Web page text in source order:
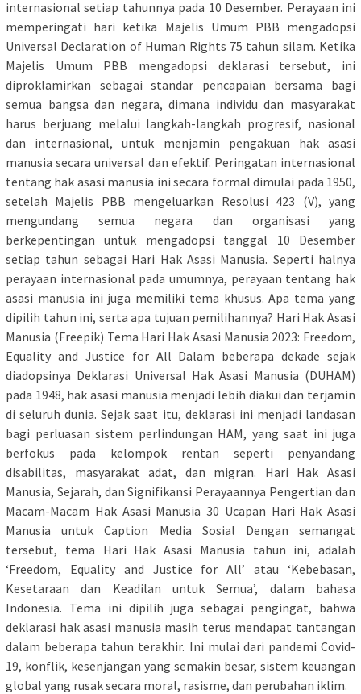
internasional setiap tahunnya pada 10 Desember. Perayaan ini
memperingati hari ketika Majelis Umum PBB mengadopsi
Universal Declaration of Human Rights 75 tahun silam. Ketika
Majelis Umum PBB mengadopsi deklarasi tersebut, ini
diproklamirkan sebagai standar pencapaian bersama bagi
semua bangsa dan negara, dimana individu dan masyarakat
harus berjuang melalui langkah-langkah progresif, nasional
dan internasional, untuk menjamin pengakuan hak asasi
manusia secara universal dan efektif. Peringatan internasional
tentang hak asasi manusia ini secara formal dimulai pada 1950,
setelah Majelis PBB mengeluarkan Resolusi 423 (V), yang
mengundang semua negara dan organisasi yang
berkepentingan untuk mengadopsi tanggal 10 Desember
setiap tahun sebagai Hari Hak Asasi Manusia. Seperti halnya
perayaan internasional pada umumnya, perayaan tentang hak
asasi manusia ini juga memiliki tema khusus. Apa tema yang
dipilih tahun ini, serta apa tujuan pemilihannya? Hari Hak Asasi
Manusia (Freepik) Tema Hari Hak Asasi Manusia 2023: Freedom,
Equality and Justice for All Dalam beberapa dekade sejak
diadopsinya Deklarasi Universal Hak Asasi Manusia (DUHAM)
pada 1948, hak asasi manusia menjadi lebih diakui dan terjamin
di seluruh dunia. Sejak saat itu, deklarasi ini menjadi landasan
bagi perluasan sistem perlindungan HAM, yang saat ini juga
berfokus pada kelompok rentan seperti penyandang
disabilitas, masyarakat adat, dan migran. Hari Hak Asasi
Manusia, Sejarah, dan Signifikansi Perayaannya Pengertian dan
Macam-Macam Hak Asasi Manusia 30 Ucapan Hari Hak Asasi
Manusia untuk Caption Media Sosial Dengan semangat
tersebut, tema Hari Hak Asasi Manusia tahun ini, adalah
‘Freedom, Equality and Justice for All’ atau ‘Kebebasan,
Kesetaraan dan Keadilan untuk Semua’, dalam bahasa
Indonesia. Tema ini dipilih juga sebagai pengingat, bahwa
deklarasi hak asasi manusia masih terus mendapat tantangan
dalam beberapa tahun terakhir. Ini mulai dari pandemi Covid-
19, konflik, kesenjangan yang semakin besar, sistem keuangan
global yang rusak secara moral, rasisme, dan perubahan iklim.